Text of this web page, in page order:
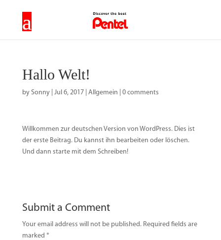
Hallo Welt!
by Sonny| Jul 6, 2017| Allgemein 0 comments
Willkommen zur deutschen Version von WordPress. Dies ist
der erste Beitrag. Du kannst ihn bearbeiten oder löschen.
Und dann starte mit dem Schreiben!
Submit a Comment
Your email address will not be published.Required fields are
marked *